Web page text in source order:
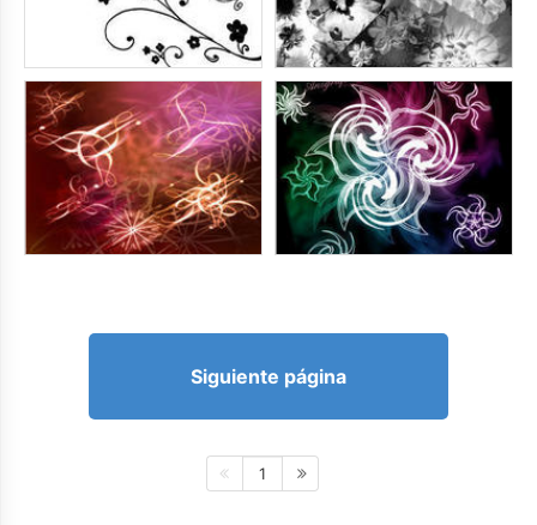
Siguiente página
1